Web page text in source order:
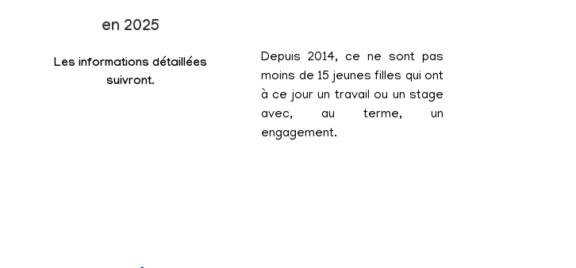
en 2025
Les informations détaillées
suivront.
Depuis 2014, ce ne sont pas
moins de 15 jeunes filles qui ont
à ce jour un travail ou un stage
avec, au terme, un
engagement.